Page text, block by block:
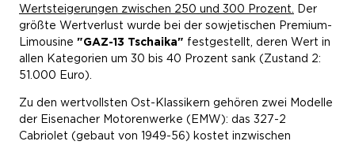
Wertsteigerungen zwischen 250 und 300 Prozent. Der
größte Wertverlust wurde bei der sowjetischen Premium-
Limousine "GAZ-13 Tschaika" festgestellt, deren Wert in
allen Kategorien um 30 bis 40 Prozent sank (Zustand 2:
51.000 Euro).
Zu den wertvollsten Ost-Klassikern gehören zwei Modelle
der Eisenacher Motorenwerke (EMW): das 327-2
Cabriolet (gebaut von 1949-56) kostet inzwischen